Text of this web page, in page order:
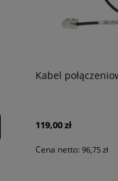
Kabel
119,00 zł
Cena netto: 96,75 zł